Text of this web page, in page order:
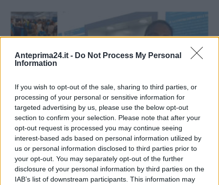
Anteprima24.it - Do Not Process My Personal
Information
If you wish to opt-out of the sale, sharing to third parties, or
processing of your personal or sensitive information for
targeted advertising by us, please use the below opt-out
section to confirm your selection. Please note that after your
opt-out request is processed you may continue seeing
interest-based ads based on personal information utilized by
us or personal information disclosed to third parties prior to
your opt-out. You may separately opt-out of the further
disclosure of your personal information by third parties on the
IAB’s list of downstream participants. This information may
Napoli, folla allo store di Dimaro e al museo
del Centenario:...
Nello Marra